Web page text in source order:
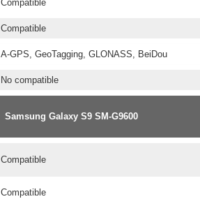
Compatible
Compatible
A-GPS, GeoTagging, GLONASS, BeiDou
No compatible
Samsung Galaxy S9 SM-G9600
Compatible
Compatible